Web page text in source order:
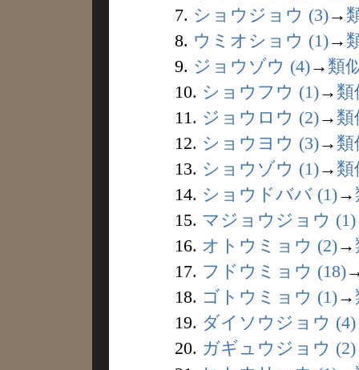
7. ショウジョウ (3)→
8. ウミオショウ (1)→
9. ジョウゾウ (4)→ 類
10. ショウフウ (1)→ 類
11. ジョウロウ (2)→ 類
12. ショウヨウ (3)→ 類
13. ショウゾウ (1)→ 類
14. ショウドババ (1)→
15. マジョウジョウ (1)
16. オトウミョウ (2)→
17. フドウミョウ (18)
18. ゴトウミョウ (1)→
19. ダイソウジョウ (4)
20. ガギュウジョウ (2)